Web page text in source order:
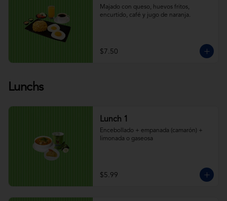
Majado con queso, huevos fritos,
encurtido, café y jugo de naranja.
$7.50
Lunchs
Lunch 1
Encebollado + empanada (camarón) +
limonada o gaseosa
$5.99